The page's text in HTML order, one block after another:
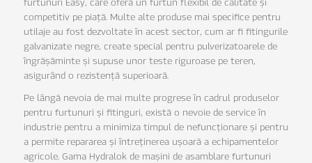
furtunuri Easy, care oferă un furtun flexibil de calitate și
competitiv pe piață. Multe alte produse mai specifice pentru
utilaje au fost dezvoltate în acest sector, cum ar fi fitingurile
galvanizate negre, create special pentru pulverizatoarele de
îngrășăminte și supuse unor teste riguroase pe teren,
asigurând o rezistență superioară.
Pe lângă nevoia de mai multe progrese în cadrul produselor
pentru furtunuri și fitinguri, există o nevoie de service în
industrie pentru a minimiza timpul de nefuncționare și pentru
a permite repararea și întreținerea ușoară a echipamentelor
agricole. Gama Hydralok de mașini de asamblare furtunuri